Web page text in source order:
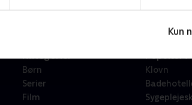
Kun
Kategorier
Børn
Serier
Film
Populært
Klovn